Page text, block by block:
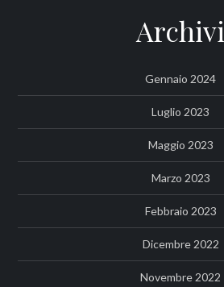
Archivi
Gennaio 2024
Luglio 2023
Maggio 2023
Marzo 2023
Febbraio 2023
Dicembre 2022
Novembre 2022